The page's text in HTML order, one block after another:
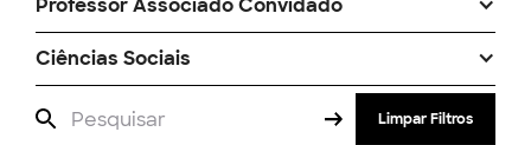
Professor Associado Convidado
Ciências Sociais
Limpar Filtros